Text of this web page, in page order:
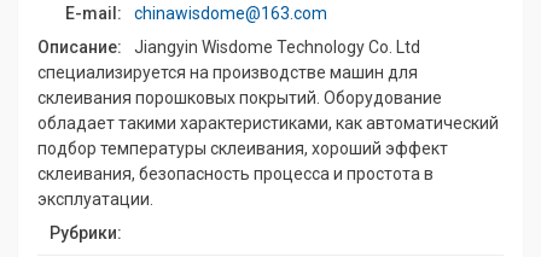
E-mail:
chinawisdome@163.com
Описание:
Jiangyin Wisdome Technology Co. Ltd
специализируется на производстве машин для
склеивания порошковых покрытий. Оборудование
обладает такими характеристиками, как автоматический
подбор температуры склеивания, хороший эффект
склеивания, безопасность процесса и простота в
эксплуатации.
Рубрики: